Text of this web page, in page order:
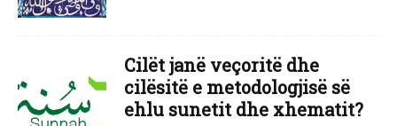
Cilët janë veçoritë dhe
cilësitë e metodologjisë së
ehlu sunetit dhe xhematit?